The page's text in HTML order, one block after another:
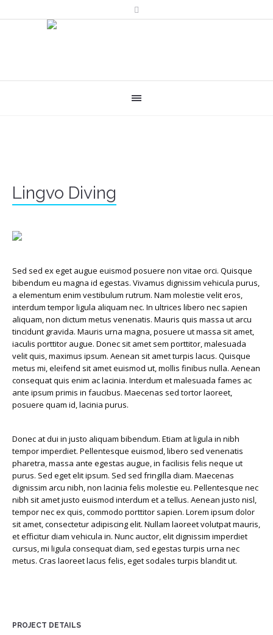
Lingvo Diving
Sed sed ex eget augue euismod posuere non vitae orci. Quisque
bibendum eu magna id egestas. Vivamus dignissim vehicula purus,
a elementum enim vestibulum rutrum. Nam molestie velit eros,
interdum tempor ligula aliquam nec. In ultrices libero nec sapien
aliquam, non dictum metus venenatis. Mauris quis massa ut arcu
tincidunt gravida. Mauris urna magna, posuere ut massa sit amet,
iaculis porttitor augue. Donec sit amet sem porttitor, malesuada
velit quis, maximus ipsum. Aenean sit amet turpis lacus. Quisque
metus mi, eleifend sit amet euismod ut, mollis finibus nulla. Aenean
consequat quis enim ac lacinia. Interdum et malesuada fames ac
ante ipsum primis in faucibus. Maecenas sed tortor laoreet,
posuere quam id, lacinia purus.
Donec at dui in justo aliquam bibendum. Etiam at ligula in nibh
tempor imperdiet. Pellentesque euismod, libero sed venenatis
pharetra, massa ante egestas augue, in facilisis felis neque ut
purus. Sed eget elit ipsum. Sed sed fringilla diam. Maecenas
dignissim arcu nibh, non lacinia felis molestie eu. Pellentesque nec
nibh sit amet justo euismod interdum et a tellus. Aenean justo nisl,
tempor nec ex quis, commodo porttitor sapien. Lorem ipsum dolor
sit amet, consectetur adipiscing elit. Nullam laoreet volutpat mauris,
et efficitur diam vehicula in. Nunc auctor, elit dignissim imperdiet
cursus, mi ligula consequat diam, sed egestas turpis urna nec
metus. Cras laoreet lacus felis, eget sodales turpis blandit ut.
PROJECT DETAILS